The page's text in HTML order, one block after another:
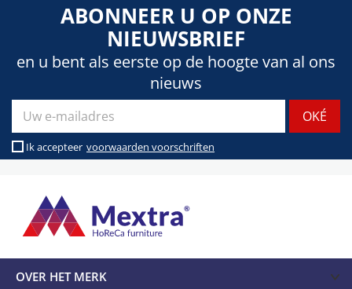
ABONNEER U OP ONZE
NIEUWSBRIEF
en u bent als eerste op de hoogte van al ons
nieuws
Ik accepteer voorwaarden voorschriften
OVER HET MERK